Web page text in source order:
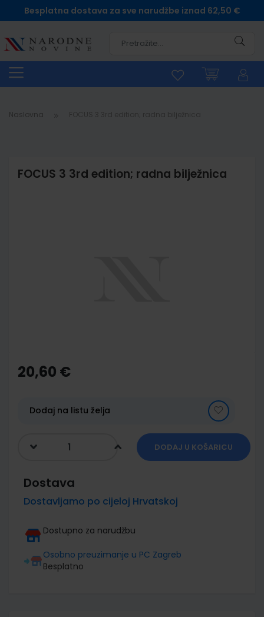
Besplatna dostava za sve narudžbe iznad 62,50 €
Naslovna
FOCUS 3 3rd edition; radna bilježnica
the
beginning
gallery
20,60 €
Dodaj na listu želja
DODAJ U KOŠARICU
Dostava
Dostavljamo po cijeloj Hrvatskoj
Dostupno za narudžbu
Osobno preuzimanje u PC Zagreb
Besplatno